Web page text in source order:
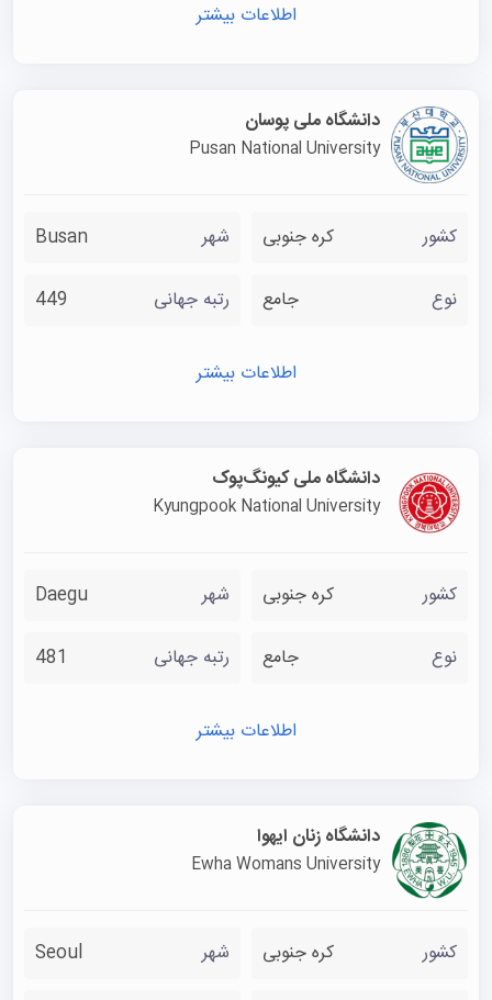
اطلاعات بیشتر
دانشگاه ملی پوسان
Pusan National University
کشور کره جنوبی شهر Busan
نوع جامع رتبه جهانی 449
اطلاعات بیشتر
دانشگاه ملی کیونگ‌پوک
Kyungpook National University
کشور کره جنوبی شهر Daegu
نوع جامع رتبه جهانی 481
اطلاعات بیشتر
دانشگاه زنان ایهوا
Ewha Womans University
کشور کره جنوبی شهر Seoul